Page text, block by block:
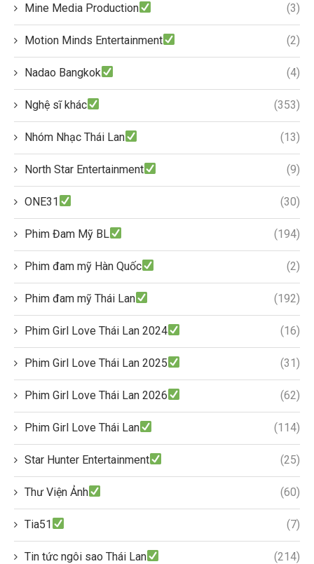
Mine Media Production (3)
Motion Minds Entertainment (2)
Nadao Bangkok (4)
Nghệ sĩ khác (353)
Nhóm Nhạc Thái Lan (13)
North Star Entertainment (9)
ONE31 (30)
Phim Đam Mỹ BL (194)
Phim đam mỹ Hàn Quốc (2)
Phim đam mỹ Thái Lan (192)
Phim Girl Love Thái Lan 2024 (16)
Phim Girl Love Thái Lan 2025 (31)
Phim Girl Love Thái Lan 2026 (62)
Phim Girl Love Thái Lan (114)
Star Hunter Entertainment (25)
Thư Viện Ảnh (60)
Tia51 (7)
Tin tức ngôi sao Thái Lan (214)